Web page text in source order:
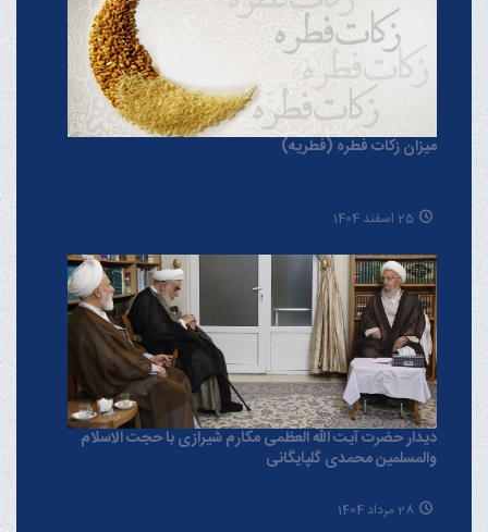
میزان زکات فطره (فطریه)
25 اسفند 1404
دیدار حضرت آیت الله العظمی مکارم شیرازی با حجت الاسلام
والمسلمین محمدی گلپایگانی
28 مرداد 1404